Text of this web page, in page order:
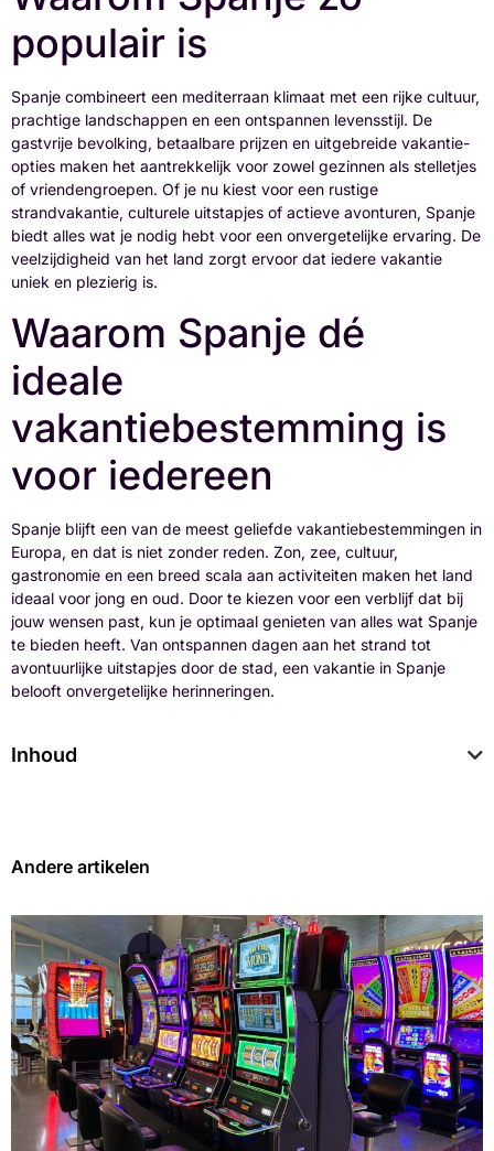
populair is
Spanje combineert een mediterraan klimaat met een rijke cultuur,
prachtige landschappen en een ontspannen levensstijl. De
gastvrije bevolking, betaalbare prijzen en uitgebreide vakantie-
opties maken het aantrekkelijk voor zowel gezinnen als stelletjes
of vriendengroepen. Of je nu kiest voor een rustige
strandvakantie, culturele uitstapjes of actieve avonturen, Spanje
biedt alles wat je nodig hebt voor een onvergetelijke ervaring. De
veelzijdigheid van het land zorgt ervoor dat iedere vakantie
uniek en plezierig is.
Waarom Spanje dé
ideale
vakantiebestemming is
voor iedereen
Spanje blijft een van de meest geliefde vakantiebestemmingen in
Europa, en dat is niet zonder reden. Zon, zee, cultuur,
gastronomie en een breed scala aan activiteiten maken het land
ideaal voor jong en oud. Door te kiezen voor een verblijf dat bij
jouw wensen past, kun je optimaal genieten van alles wat Spanje
te bieden heeft. Van ontspannen dagen aan het strand tot
avontuurlijke uitstapjes door de stad, een vakantie in Spanje
belooft onvergetelijke herinneringen.
Inhoud
Andere artikelen